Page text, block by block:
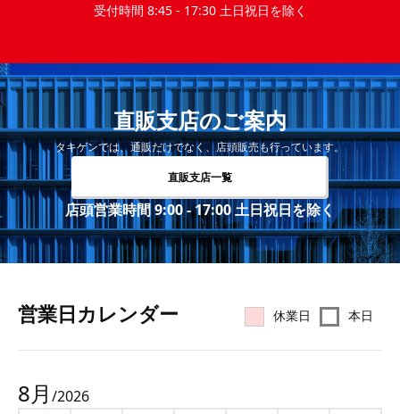
受付時間 8:45 - 17:30 土日祝日を除く
直販支店のご案内
タキゲンでは、通販だけでなく、店頭販売も行っています。
直販支店一覧
店頭営業時間 9:00 - 17:00 土日祝日を除く
営業⽇カレンダー 休業日 本日
8月 /2026